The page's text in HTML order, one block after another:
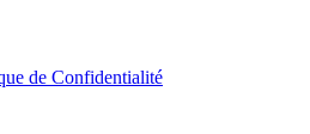
de Confidentialité